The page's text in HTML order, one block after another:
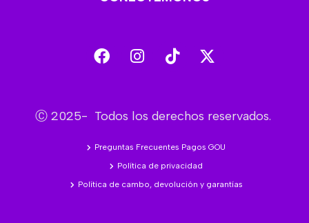
Ⓒ 2025- Todos los derechos reservados.
Preguntas Frecuentes Pagos GOU
Política de privacidad
Política de cambo, devolución y garantías